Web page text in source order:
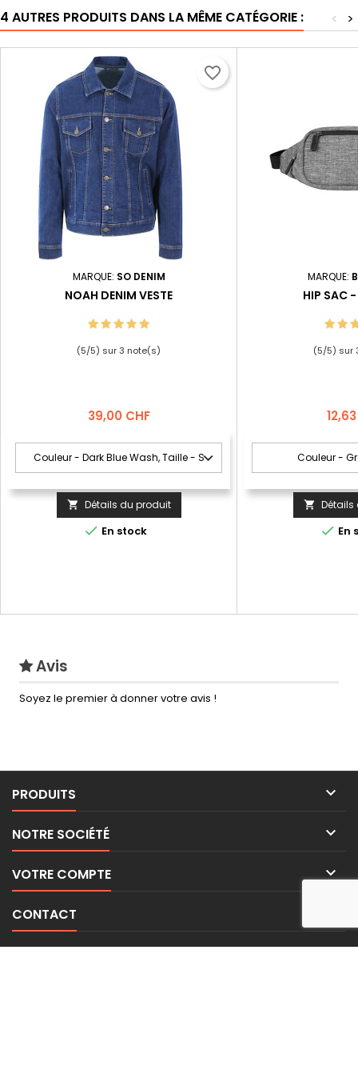
4 AUTRES PRODUITS DANS LA MÊME CATÉGORIE : >
<
MARQUE: SO DENIM
NOAH DENIM VESTE
(5/5) sur3 note(s)
Prix
39,00 CHF
 Détails du produit
 En stock
favorite_border
MARQUE:
HIP SAC
(5/5) sur
Prix
 Détails
 En
Avis
Soyez le premier à donner votre avis !
PRODUITS 
NOTRE SOCIÉTÉ 
VOTRE COMPTE 
CONTACT